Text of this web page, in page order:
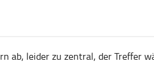
ab, leider zu zentral, der Treffer